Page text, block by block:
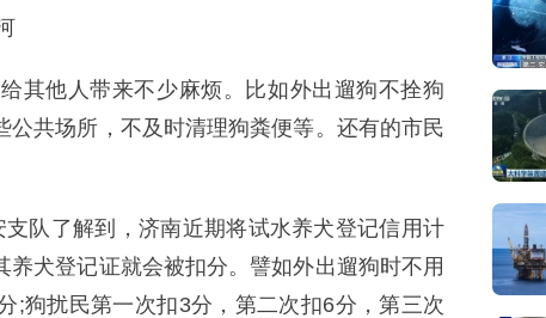
其他人带来不少麻烦。比如外出遛狗不拴狗
共场所，不及时清理狗粪便等。还有的市民
队了解到，济南近期将试水养犬登记信用计
犬登记证就会被扣分。譬如外出遛狗时不用
;狗扰民第一次扣3分，第二次扣6分，第三次